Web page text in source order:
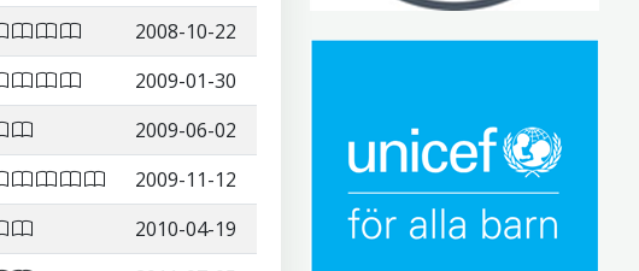
2008-10-22
2009-01-30
2009-06-02
2009-11-12
2010-04-19